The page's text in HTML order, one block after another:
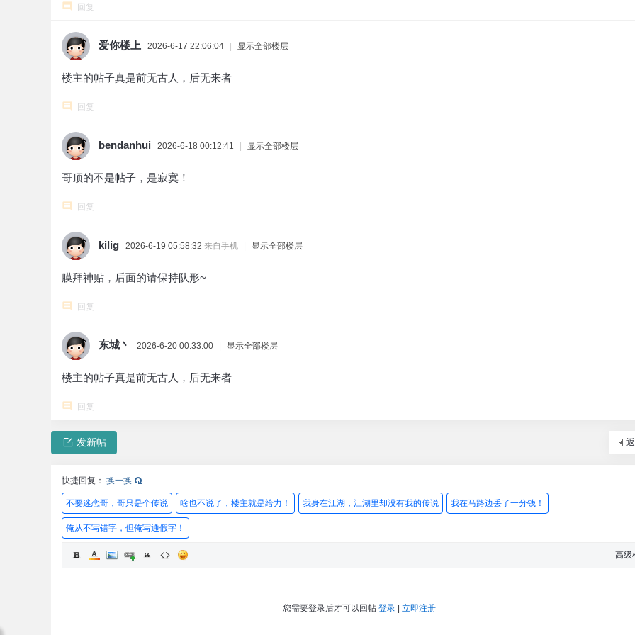
回复
爱你楼上 2026-6-17 22:06:04 显示全部楼层
楼主的帖子真是前无古人，后无来者
回复
bendanhui 2026-6-18 00:12:41 显示全部楼层
哥顶的不是帖子，是寂寞！
回复
kilig 2026-6-19 05:58:32 来自手机 显示全部楼层
膜拜神贴，后面的请保持队形~
回复
东城丶 2026-6-20 00:33:00 显示全部楼层
楼主的帖子真是前无古人，后无来者
回复
发新帖
快捷回复： 换一换
不要迷恋哥，哥只是个传说 啥也不说了，楼主就是给力！ 我身在江湖，江湖里却没有我的传说 我在马路边丢了一分钱！
俺从不写错字，但俺写通假字！
高级
您需要登录后才可以回帖 登录 立即注册